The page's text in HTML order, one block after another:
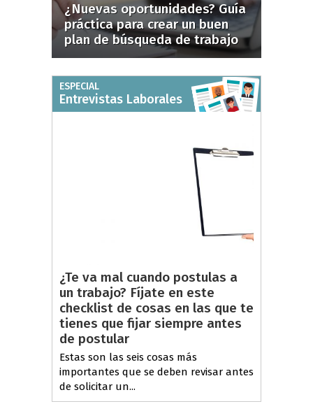
¿Nuevas oportunidades? Guía
práctica para crear un buen
plan de búsqueda de trabajo
ESPECIAL
Entrevistas Laborales
¿Te va mal cuando postulas a
un trabajo? Fíjate en este
checklist de cosas en las que te
tienes que fijar siempre antes
de postular
Estas son las seis cosas más
importantes que se deben revisar antes
de solicitar un...